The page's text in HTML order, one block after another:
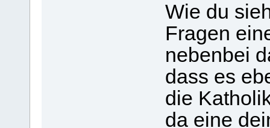
Wie du
Fragen
nebenbei
dass es
die
da eine